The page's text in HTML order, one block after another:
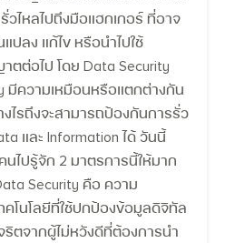
วไหลไปถึงมือแฮกเกอร์ ที่อาจ
ปลง แก้ไข หรือนำไปใช้
ตต่อไป โดย Data Security
มีความเหมือนหรือแตกต่างกัน
ไรถึงจะสามารถป้องกันการรั่ว
และ Information ได้ วันนี้
ไปรู้จัก 2 มาตรการนี้ให้มาก
Security คือ ความ
โนโลยีที่ใช้ปกป้องข้อมูลดิจิทัล
ริตจากผู้ไม่หวังดีที่ต้องการนำ